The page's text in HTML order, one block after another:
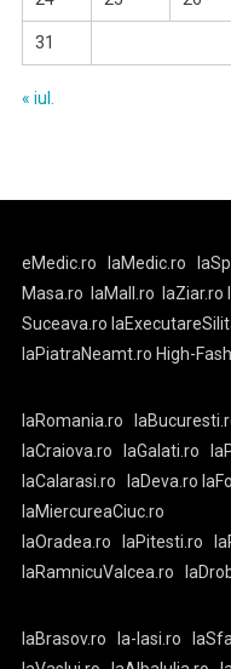
31
« iul.
eMedic.ro laMedic.ro
Masa.ro
laMall.ro laZiar.ro
Suceava.ro
laPiatraNeamt.ro High-
laRomania.ro
laCraiova.ro
laGalati.ro
laCalarasi.ro
laDeva.ro
laMiercureaCiuc.ro
laOradea.ro
laPitesti.ro
laRamnicuValcea.ro
laBrasov.ro la-Iasi.ro